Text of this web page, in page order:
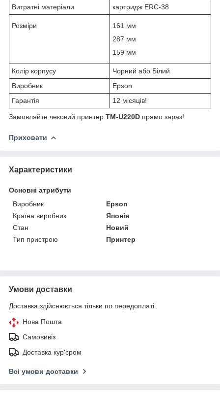
Витратні матеріали
картридж ERC-38
Розміри
161 мм
287 мм
159 мм
Колір корпусу
Чорний або Білий
Виробник
Epson
Гарантія
12 місяців!
Замовляйте чековий принтер TM-U220D прямо зараз!
Приховати
Характеристики
Основні атрибути
Виробник
Epson
Країна виробник
Японія
Стан
Новий
Тип пристрою
Принтер
Умови доставки
Доставка здійснюється тільки по передоплаті.
Нова Пошта
Самовивіз
Доставка кур'єром
Всі умови доставки